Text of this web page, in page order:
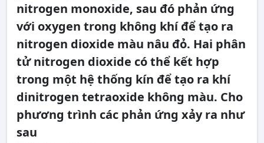
nitrogen monoxide, sau đó phản ứng
với oxygen trong không khí để tạo ra
nitrogen dioxide màu nâu đỏ. Hai phân
tử nitrogen dioxide có thể kết hợp
trong một hệ thống kín để tạo ra khí
dinitrogen tetraoxide không màu. Cho
phương trình các phản ứng xảy ra như
sau